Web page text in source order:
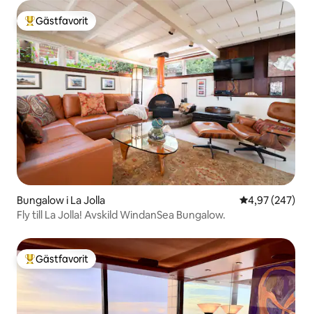
Populär gästfavorit
Gästfavorit
Bungalow i La Jolla 4,97 av 5 i
4,97 (247)
Fly till La Jolla! Avskild WindanSea Bungalow.
Populär gästfavorit
Gästfavorit